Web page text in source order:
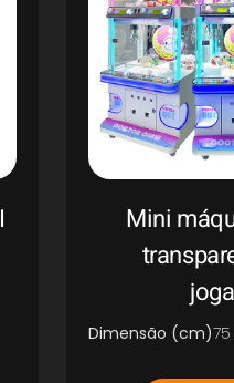
Mini
Dimensão (cm)75